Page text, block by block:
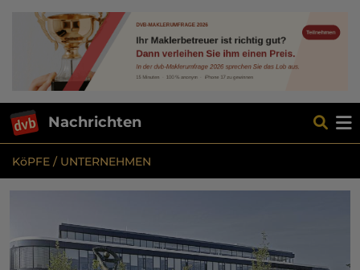
Nachrichten
KöPFE / UNTERNEHMEN